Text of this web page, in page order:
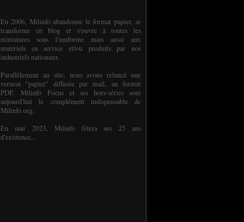
En 2006, Milinfo abandonne le format papier, se
transforme en blog et s'ouvre à toutes les
miniatures sous l'uniforme mais aussi aux
matériels en service et/ou produits par nos
industriels nationaux.
Parallèlement au site, nous avons relancé une
version "papier" diffusée par mail, au format
PDF. Milinfo Focus et ses hors-séries sont
aujourd'hui le complément indispensable de
Milinfo.org.
En mai 2023, Milinfo fêtera ses 25 ans
d'existence...